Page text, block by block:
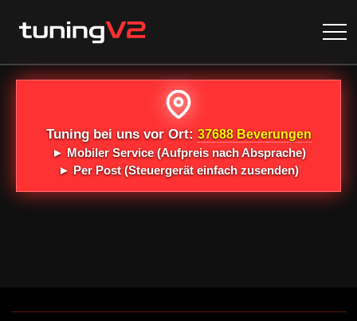
Tuning bei uns vor Ort: 37688 Beverungen
► Mobiler Service(Aufpreis nach Absprache)
►Per Post(Steuergerät einfach zusenden)